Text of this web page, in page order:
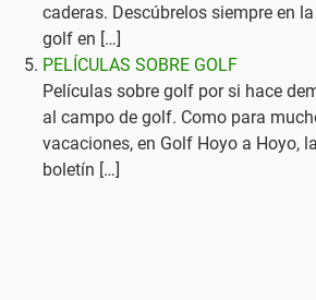
caderas. Descúbrelos siempre en
golf en […]
PELÍCULAS SOBRE GOLF
Películas sobre golf por si hace
al campo de golf. Como para
vacaciones, en Golf Hoyo a Hoyo,
boletín […]